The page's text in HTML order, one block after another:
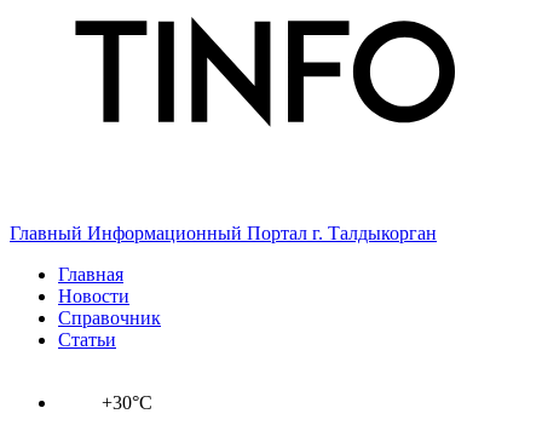
Главный Информационный Портал г. Талдыкорган
Главная
Новости
Справочник
Статьи
+30°C